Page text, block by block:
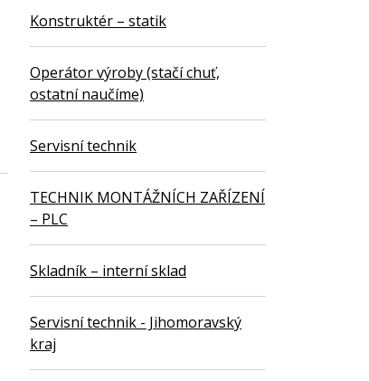
Konstruktér – statik
Operátor výroby (stačí chuť,
ostatní naučíme)
Servisní technik
TECHNIK MONTÁŽNÍCH ZAŘÍZENÍ
– PLC
Skladník – interní sklad
Servisní technik - Jihomoravský
kraj